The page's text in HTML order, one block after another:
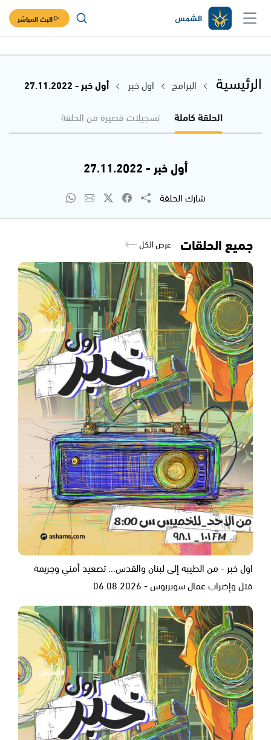
البث المباشر
الرئيسية البرامج اول خبر
أول خبر - 27.11.2022
الحلقة كاملة
تسجيلات قصيرة من الحلقة
أول خبر - 27.11.2022
شارك الحلقة
جميع الحلقات عرض الكل
اول خبر - من الطيبة إلى لبنان والقدس... تصعيد أمني وجريمة
قتل وإضراب عمال سوبربوس - 06.08.2026